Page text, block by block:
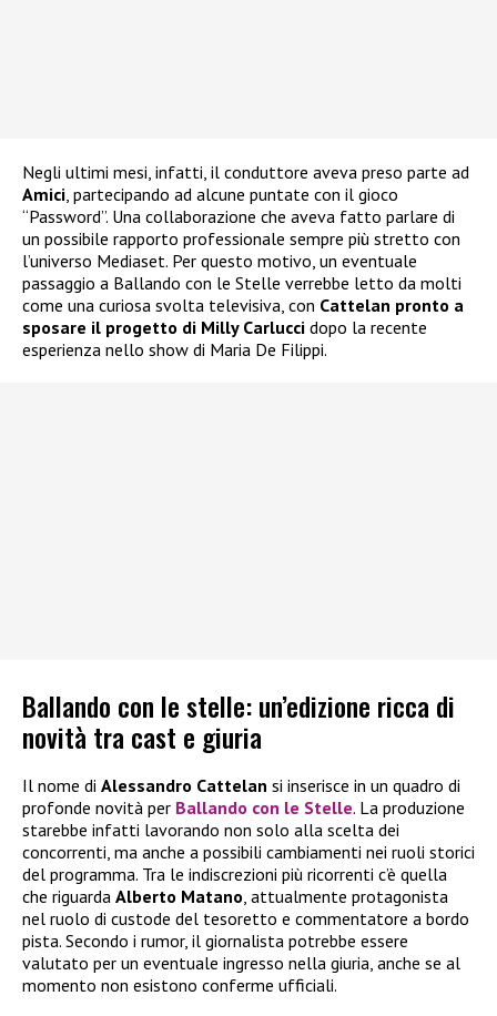
Negli ultimi mesi, infatti, il conduttore aveva preso parte ad
Amici, partecipando ad alcune puntate con il gioco
“Password”. Una collaborazione che aveva fatto parlare di
un possibile rapporto professionale sempre più stretto con
l’universo Mediaset. Per questo motivo, un eventuale
passaggio a Ballando con le Stelle verrebbe letto da molti
come una curiosa svolta televisiva, con Cattelan pronto a
sposare il progetto di Milly Carlucci dopo la recente
esperienza nello show di Maria De Filippi.
Ballando con le stelle: un’edizione ricca di
novità tra cast e giuria
Il nome di Alessandro Cattelan si inserisce in un quadro di
profonde novità per Ballando con le Stelle. La produzione
starebbe infatti lavorando non solo alla scelta dei
concorrenti, ma anche a possibili cambiamenti nei ruoli storici
del programma. Tra le indiscrezioni più ricorrenti c’è quella
che riguarda Alberto Matano , attualmente protagonista
nel ruolo di custode del tesoretto e commentatore a bordo
pista. Secondo i rumor, il giornalista potrebbe essere
valutato per un eventuale ingresso nella giuria, anche se al
momento non esistono conferme ufficiali.